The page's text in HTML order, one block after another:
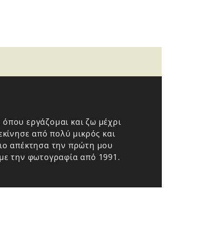
εργάζομαι και ζω μέχρι
από πολύ μικρός και
απέκτησα την πρώτη μου
την φωτογραφία από 1991.